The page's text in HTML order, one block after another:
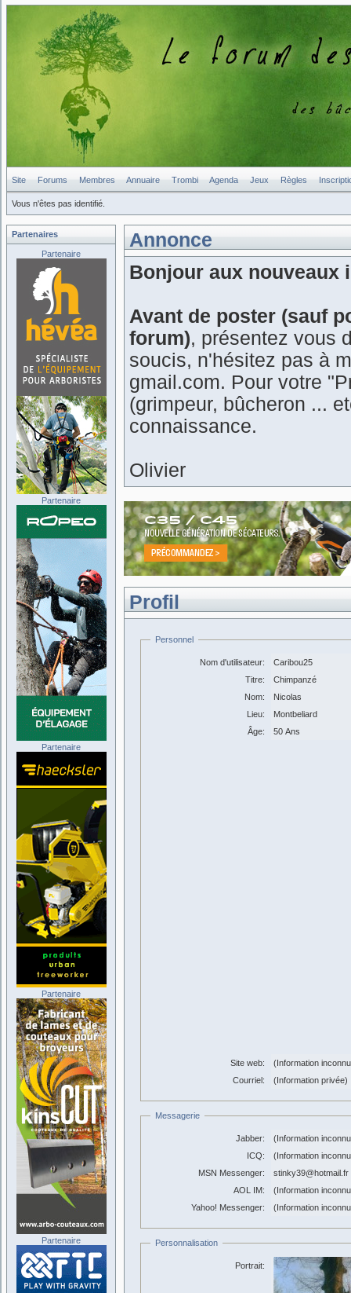
Site Forums Membres Annuaire Trombi Agenda Jeux Règles
Vous n'êtes pas identifié.
Annonce
Bonjour aux nouveaux
Avant de poster (sauf
forum), présentez vous
soucis, n'hésitez pas à
gmail.com. Pour votre
(grimpeur, bûcheron ...
connaissance.
Olivier
Profil
Personnel
Nom d'utilisateur:
Caribou25
Titre:
Chimpanzé
Nom:
Nicolas
Lieu:
Montbeliard
Âge:
50 Ans
Site web:
(Information
Courriel:
(Information privée)
Messagerie
Jabber:
(Information
ICQ:
(Information
MSN Messenger:
stinky39@hotmail.fr
AOL IM:
(Information
Yahoo! Messenger:
(Information
Personnalisation
Portrait:
Partenaires
Partenaire
Partenaire
Partenaire
Partenaire
Partenaire